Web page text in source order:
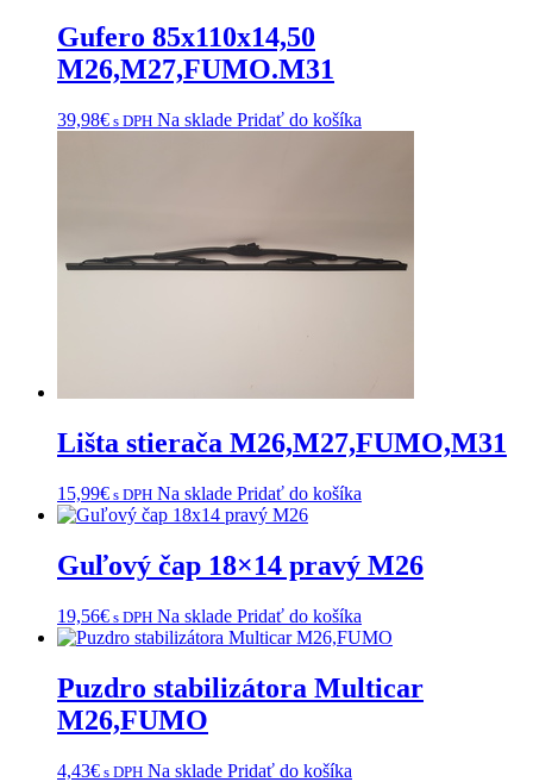
Gufero 85x110x14,50
M26,M27,FUMO.M31
39,98€ s DPH Na sklade Pridať do košíka
Lišta stierača M26,M27,FUMO,M31
15,99€ s DPH Na sklade Pridať do košíka
Guľový čap 18×14 pravý M26
19,56€ s DPH Na sklade Pridať do košíka
Puzdro stabilizátora Multicar
M26,FUMO
4,43€ s DPH Na sklade Pridať do košíka